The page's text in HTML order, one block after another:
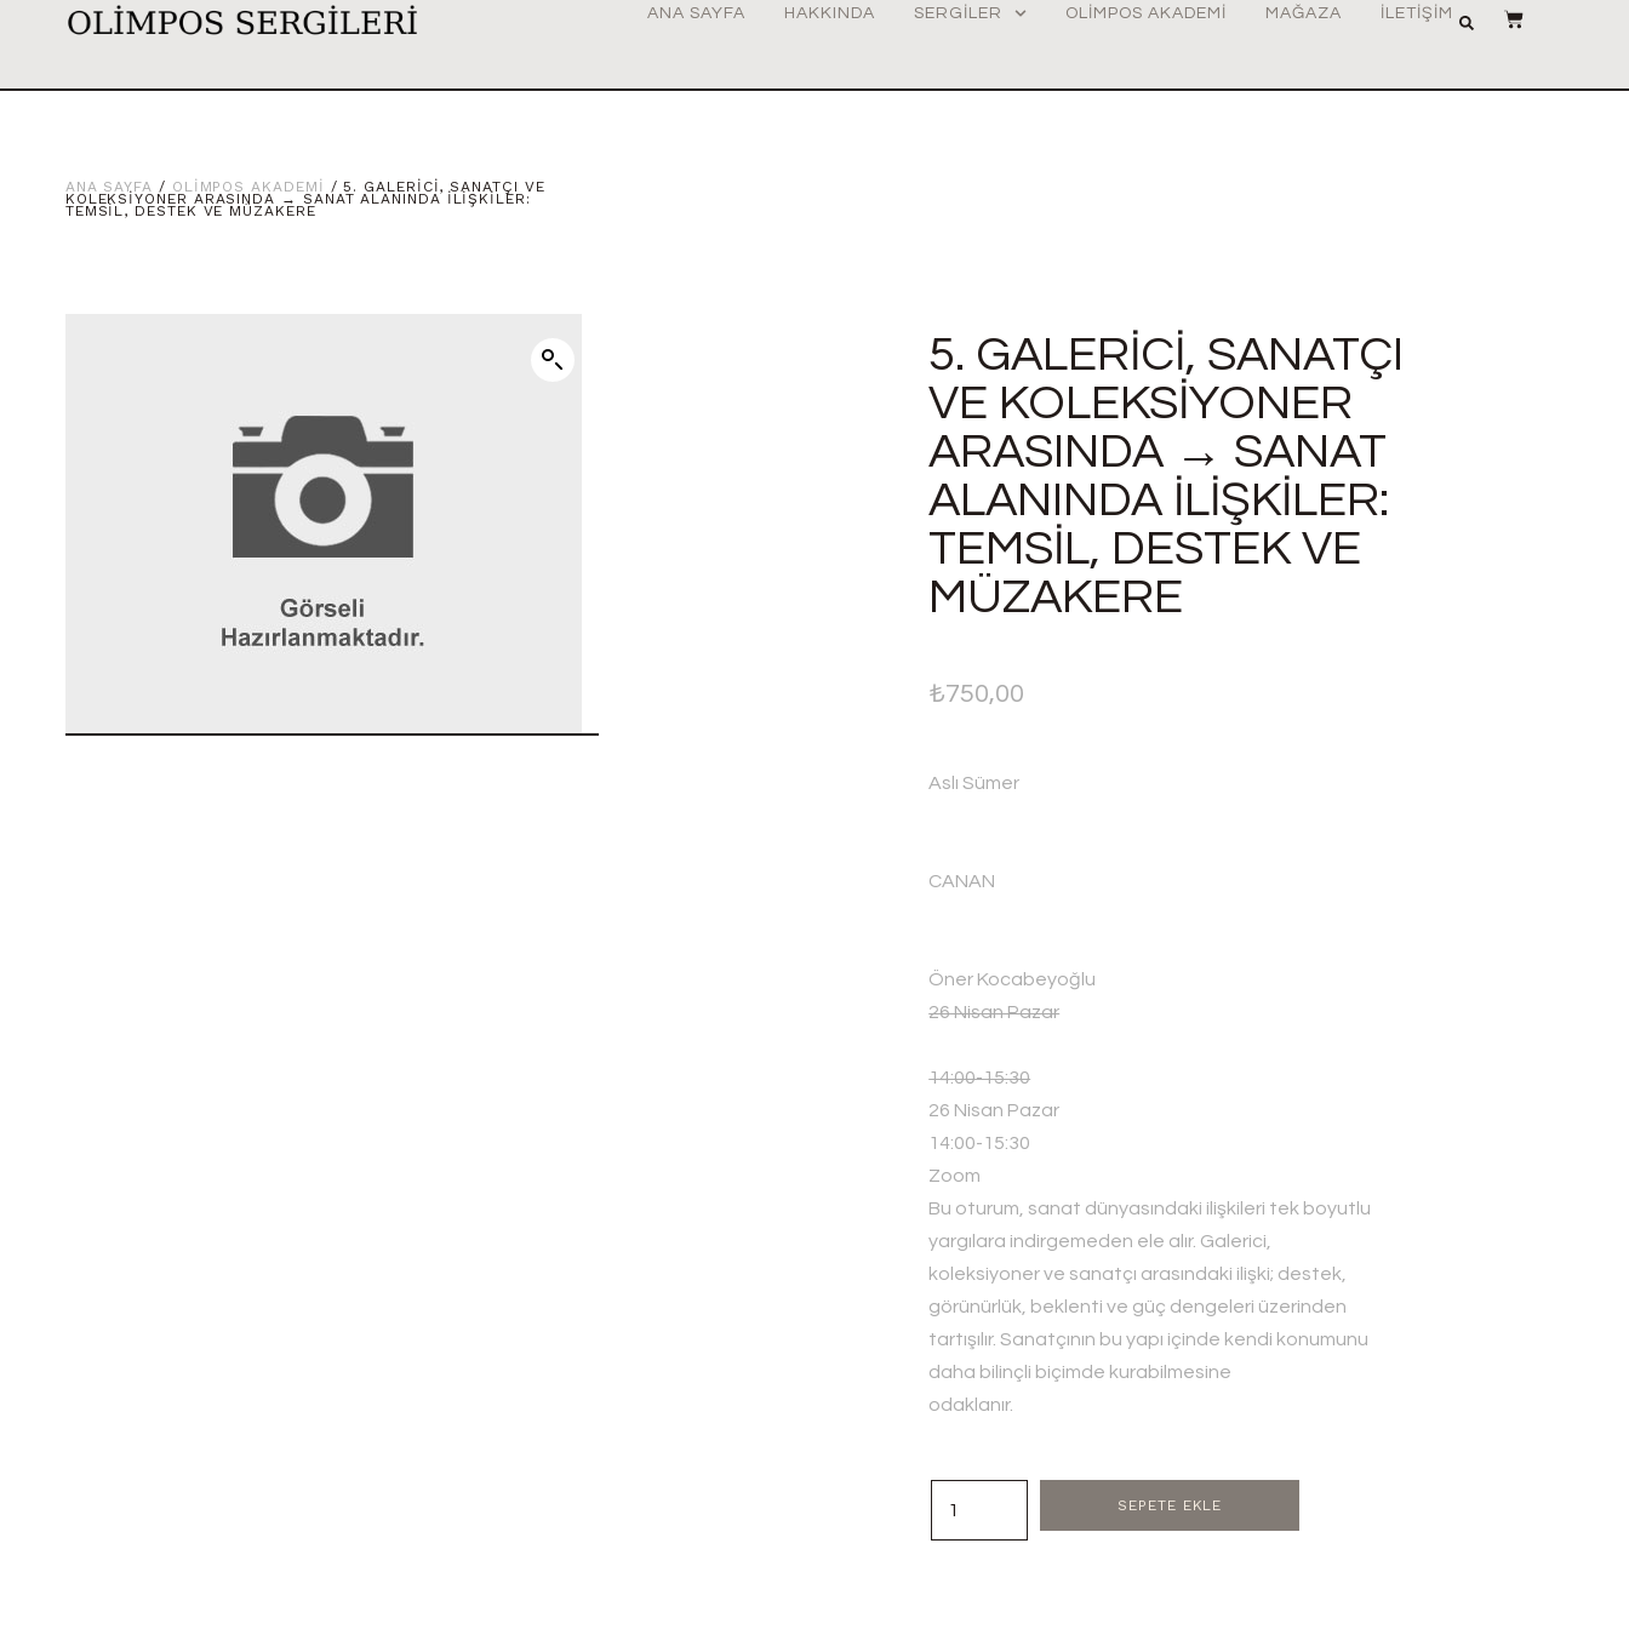
ANA SAYFA HAKKINDA SERGILER OLIMPOS AKADEMI MAĞAZA İLETIŞIM
ANA SAYFA / OLIMPOS AKADEMI / 5. GALERICI, SANATÇI VE
KOLEKSIYONER ARASINDA → SANAT ALANINDA İLIŞKILER:
TEMSIL, DESTEK VE MÜZAKERE
5. GALERICI, SANATÇI
VE KOLEKSIYONER
ARASINDA → SANAT
ALANINDA İLIŞKILER:
TEMSIL, DESTEK VE
MÜZAKERE
₺750,00
Aslı Sümer
CANAN
Öner Kocabeyoğlu
26 Nisan Pazar
14:00-15:30
26 Nisan Pazar
14:00-15:30
Zoom
Bu oturum, sanat dünyasındaki ilişkileri tek boyutlu
yargılara indirgemeden ele alır. Galerici,
koleksiyoner ve sanatçı arasındaki ilişki; destek,
görünürlük, beklenti ve güç dengeleri üzerinden
tartışılır. Sanatçının bu yapı içinde kendi konumunu
daha bilinçli biçimde kurabilmesine
odaklanır.
SEPETE EKLE